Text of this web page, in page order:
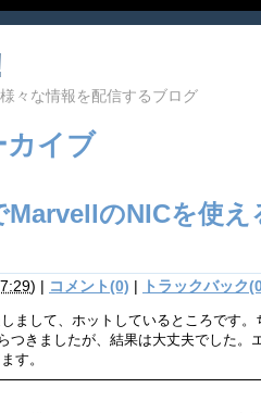
々な情報を配信するブログ
カイブ
MarvellのNICを使え
) | コメント(0) | トラックバック
まして、ホットしているところです。
つきましたが、結果は大丈夫でした。
す。